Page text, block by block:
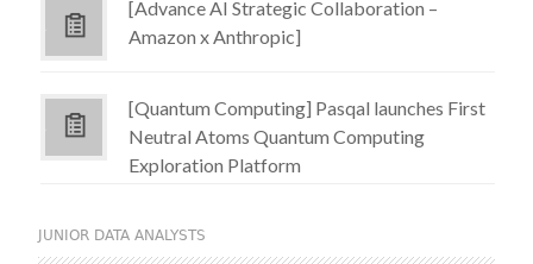
[Advance AI Strategic Collaboration –
Amazon x Anthropic]
[Quantum Computing] Pasqal launches First
Neutral Atoms Quantum Computing
Exploration Platform
JUNIOR DATA ANALYSTS